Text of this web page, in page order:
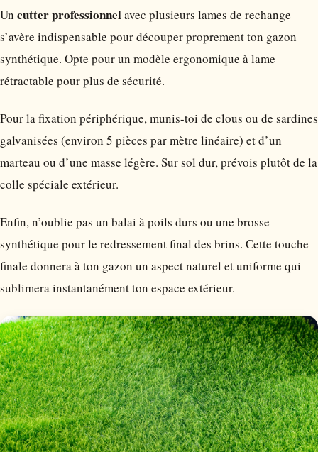
Un cutter professionnelavec plusieurs lames de rechange
s’avère indispensable pour découper proprement ton gazon
synthétique. Opte pour un modèle ergonomique à lame
rétractable pour plus de sécurité.
Pour la fixation périphérique, munis-toi de clous ou de sardines
galvanisées (environ 5 pièces par mètre linéaire) et d’un
marteau ou d’une masse légère. Sur sol dur, prévois plutôt de la
colle spéciale extérieur.
Enfin, n’oublie pas un balai à poils durs ou une brosse
synthétique pour le redressement final des brins. Cette touche
finale donnera à ton gazon un aspect naturel et uniforme qui
sublimera instantanément ton espace extérieur.